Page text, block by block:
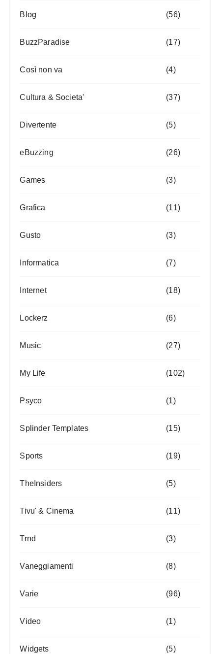
Blog (56)
BuzzParadise (17)
Così non va (4)
Cultura & Societa' (37)
Divertente (5)
eBuzzing (26)
Games (3)
Grafica (11)
Gusto (3)
Informatica (7)
Internet (18)
Lockerz (6)
Music (27)
My Life (102)
Psyco (1)
Splinder Templates (15)
Sports (19)
TheInsiders (5)
Tivu' & Cinema (11)
Trnd (3)
Vaneggiamenti (8)
Varie (96)
Video (1)
Widgets (5)